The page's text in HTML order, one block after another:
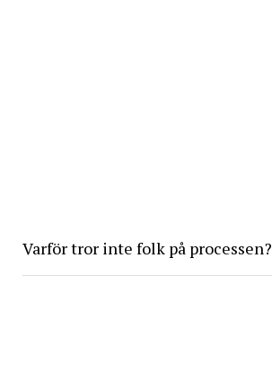
Varför tror inte folk på processen?